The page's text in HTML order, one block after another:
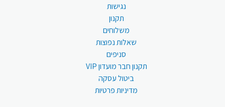
נגישות
תקנון
משלוחים
שאלות נפוצות
סניפים
תקנון חבר מועדון VIP
ביטול עסקה
מדיניות פרטיות